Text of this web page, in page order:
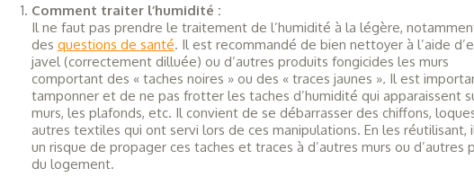
Comment traiter l’humidité :
Il ne faut pas prendre le traitement de l’humidité à la légère,
des questions de santé. Il est recommandé de bien nettoyer à l’aide
javel (correctement dilluée) ou d’autres produits fongicides les murs
comportant des « taches noires » ou des « traces jaunes ». Il est
tamponner et de ne pas frotter les taches d’humidité qui apparaissent
murs, les plafonds, etc. Il convient de se débarrasser des chiffons,
autres textiles qui ont servi lors de ces manipulations. En les réutilisant,
un risque de propager ces taches et traces à d’autres murs ou d’autres
du logement.